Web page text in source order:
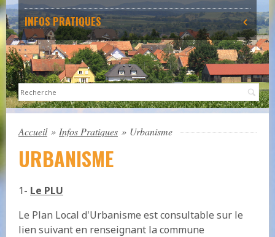
INFOS PRATIQUES
Accueil » Infos Pratiques » Urbanisme
URBANISME
1- Le PLU
Le Plan Local d'Urbanisme est consultable sur le
lien suivant en renseignant la commune